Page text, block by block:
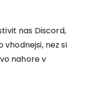
nas Discord,
nez si
nahore v